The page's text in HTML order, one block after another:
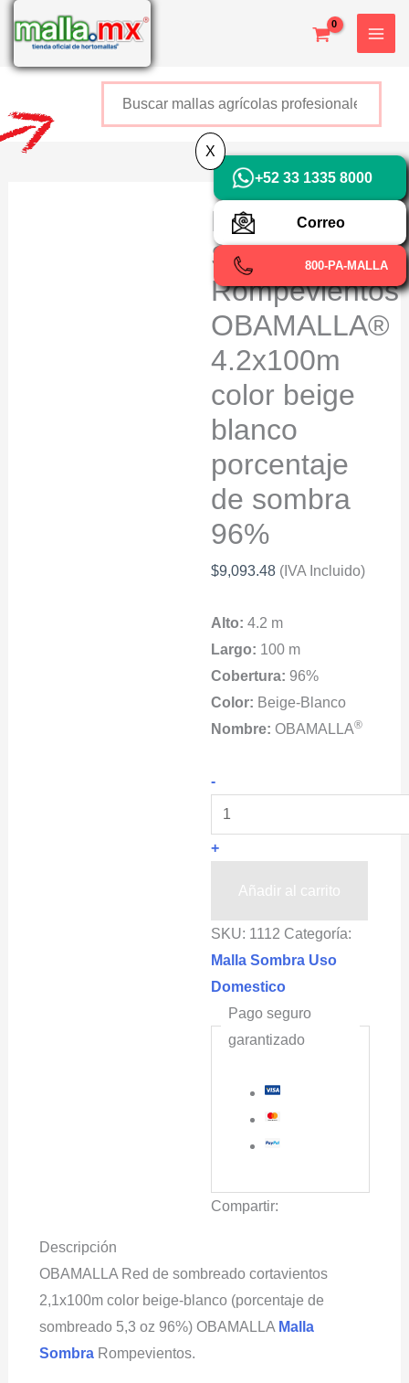
contenido
Malla
Sombra
Rompevientos
OBAMALLA®
4.2x100m
color beige
blanco
porcentaje
de sombra
96%
$9,093.48 (IVA Incluido)
Alto: 4.2 m
Largo: 100 m
Cobertura: 96%
Color: Beige-Blanco
Nombre: OBAMALLA®
-Malla
Sombra
Rompevientos
OBAMALLA®
4.2x100m
beige
blanco
porcentaje
de
sombra
cantidad
+
Añadir al carrito
SKU: 1112 Categoría:
Malla Sombra Uso
Domestico
Pago seguro
garantizado
Compartir:
Descripción
OBAMALLA Red de sombreado cortavientos
2,1x100m color beige-blanco (porcentaje de
sombreado 5,3 oz 96%) OBAMALLA Malla
SombraRompevientos.
X
+52 800 726 2552
+52 33 1335 8000
Correo
800-PA-MALLA
X